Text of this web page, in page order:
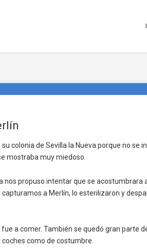
colonia de Sevilla la Nueva porque no
mostraba muy miedoso.
nos propuso intentar que se
a Merlín, lo esterilizaron y
a comer. También se quedó gran parte
como de costumbre.